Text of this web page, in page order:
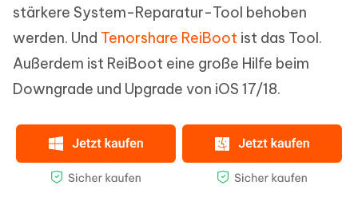
stärkere System-Reparatur-Tool behoben
werden. Und Tenorshare ReiBoot ist das Tool.
Außerdem ist ReiBoot eine große Hilfe beim
Downgrade und Upgrade von iOS 17/18.